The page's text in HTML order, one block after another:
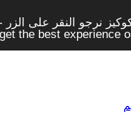
نرجو النقر على
the best experience